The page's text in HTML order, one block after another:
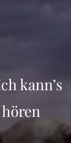
kann’s